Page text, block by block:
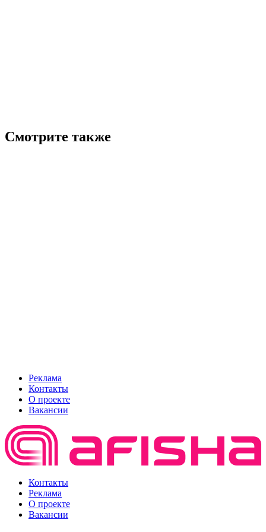
Смотрите также
Реклама
Контакты
О проекте
Вакансии
Контакты
Реклама
О проекте
Вакансии